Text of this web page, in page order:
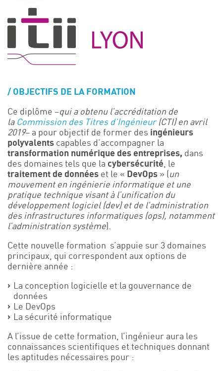
OBJECTIFS DE LA FORMATION
Ce diplôme –qui a obtenu l’accréditation de
la Commission des Titres d’Ingénieur(CTI) en avril
2019– a pour objectif de former des ingénieurs
polyvalents capables d’accompagner la
transformation numérique des entreprises, dans
des domaines tels que la cybersécurité, le
traitement de données et le « DevOps » (un
mouvement en ingénierie informatique et une
pratique technique visant à l’unification du
développement logiciel (dev) et de l’administration
des infrastructures informatiques (ops), notamment
l’administration système).
Cette nouvelle formation s’appuie sur 3 domaines
principaux, qui correspondent aux options de
dernière année :
La conception logicielle et la gouvernance de
données
Le DevOps
La sécurité informatique
A l’issue de cette formation, l’ingénieur aura les
connaissances scientifiques et techniques donnant
les aptitudes nécessaires pour :